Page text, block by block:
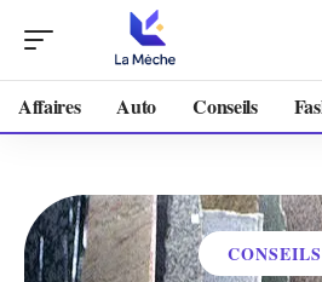
Affaires Auto Conseils
CONSEILS